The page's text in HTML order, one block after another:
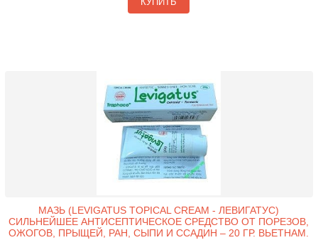
МАЗЬ (LEVIGATUS TOPICAL CREAM - ЛЕВИГАТУС)
СИЛЬНЕЙШЕЕ АНТИСЕПТИЧЕСКОЕ СРЕДСТВО ОТ ПОРЕЗОВ,
ОЖОГОВ, ПРЫЩЕЙ, РАН, СЫПИ И ССАДИН – 20 ГР. ВЬЕТНАМ.